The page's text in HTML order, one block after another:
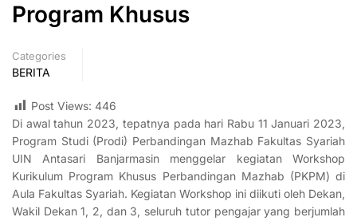
Program Khusus
Categories
BERITA
Post Views: 446
Di awal tahun 2023, tepatnya pada hari Rabu 11 Januari 2023,
Program Studi (Prodi) Perbandingan Mazhab Fakultas Syariah
UIN Antasari Banjarmasin menggelar kegiatan Workshop
Kurikulum Program Khusus Perbandingan Mazhab (PKPM) di
Aula Fakultas Syariah. Kegiatan Workshop ini diikuti oleh Dekan,
Wakil Dekan 1, 2, dan 3, seluruh tutor pengajar yang berjumlah